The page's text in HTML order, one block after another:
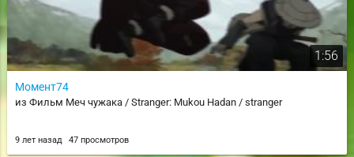
1:56
Момент74
из Фильм Меч чужака / Stranger: Mukou Hadan / stranger
9 лет назад 47 просмотров